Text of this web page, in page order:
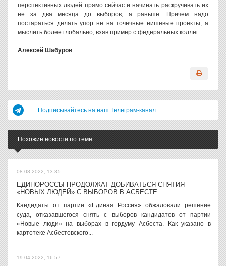
перспективных людей прямо сейчас и начинать раскручивать их
не за два месяца до выборов, а раньше. Причем надо
постараться делать упор не на точечные нишевые проекты, а
мыслить более глобально, взяв пример с федеральных коллег.
Алексей Шабуров
Подписывайтесь на наш Телеграм-канал
Похожие новости по теме
08.08.2022, 13:35
ЕДИНОРОССЫ ПРОДОЛЖАТ ДОБИВАТЬСЯ СНЯТИЯ
«НОВЫХ ЛЮДЕЙ» С ВЫБОРОВ В АСБЕСТЕ
Кандидаты от партии «Единая Россия» обжаловали решение
суда, отказавшегося снять с выборов кандидатов от партии
«Новые люди» на выборах в гордуму Асбеста. Как указано в
картотеке Асбестовского...
19.04.2022, 16:57